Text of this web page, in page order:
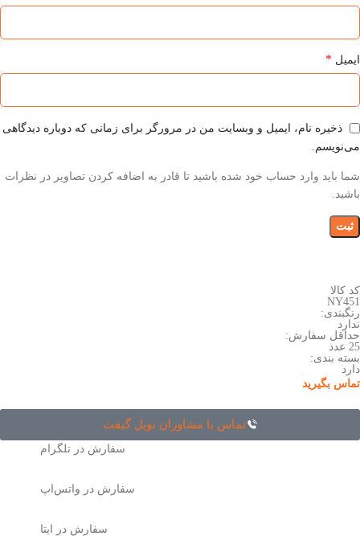
ایمیل *
ذخیره نام، ایمیل و وبسایت من در مرورگر برای زمانی که دوباره دیدگاهی
می‌نویسم.
شما باید وارد حساب خود شده باشید تا قادر به اضافه کردن تصاویر در نظرات
باشید.
کد کالا
NY451
رنگبندی:
ندارد
حداقل سفارش:
25 عدد
بسته بندی:
دارد
تماس بگیرید
تماس با مشاوران نوبل گیفت
سفارش در تلگرام
سفارش در واتس‌اپ
سفارش در ایتا